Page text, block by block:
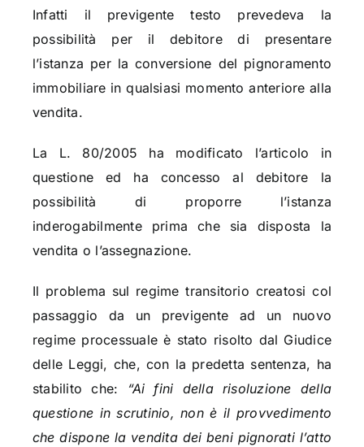
Infatti il previgente testo prevedeva la
possibilità per il debitore di presentare
l’istanza per la conversione del pignoramento
immobiliare in qualsiasi momento anteriore alla
vendita.
La L. 80/2005 ha modificato l’articolo in
questione ed ha concesso al debitore la
possibilità di proporre l’istanza
inderogabilmente prima che sia disposta la
vendita o l’assegnazione.
Il problema sul regime transitorio creatosi col
passaggio da un previgente ad un nuovo
regime processuale è stato risolto dal Giudice
delle Leggi, che, con la predetta sentenza, ha
stabilito che:
“Ai fini della risoluzione della
questione in scrutinio, non è il provvedimento
che dispone la vendita dei beni pignorati l’atto